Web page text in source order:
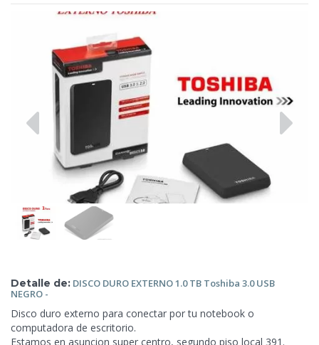
Detalle de: DISCO DURO EXTERNO 1.0 TB Toshiba 3.0 USB
NEGRO -
Disco duro externo para conectar por tu notebook o
computadora de escritorio.
Estamos en asuncion super centro, segundo piso local 391.